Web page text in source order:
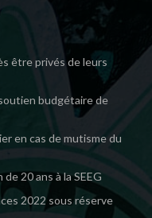
être privés de leurs
budgétaire de
en cas de mutisme du
20 ans à la SEEG
2022 sous réserve